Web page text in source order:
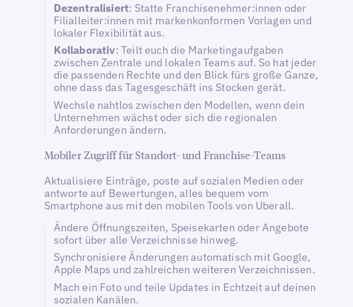
Dezentralisiert: Statte Franchisenehmer:innen oder
Filialleiter:innen mit markenkonformen Vorlagen und
lokaler Flexibilität aus.
Kollaborativ: Teilt euch die Marketingaufgaben
zwischen Zentrale und lokalen Teams auf. So hat jeder
die passenden Rechte und den Blick fürs große Ganze,
ohne dass das Tagesgeschäft ins Stocken gerät.
Wechsle nahtlos zwischen den Modellen, wenn dein
Unternehmen wächst oder sich die regionalen
Anforderungen ändern.
Mobiler Zugriff für Standort- und Franchise-Teams
Aktualisiere Einträge, poste auf sozialen Medien oder
antworte auf Bewertungen, alles bequem vom
Smartphone aus mit den mobilen Tools von Uberall.
Ändere Öffnungszeiten, Speisekarten oder Angebote
sofort über alle Verzeichnisse hinweg.
Synchronisiere Änderungen automatisch mit Google,
Apple Maps und zahlreichen weiteren Verzeichnissen.
Mach ein Foto und teile Updates in Echtzeit auf deinen
sozialen Kanälen.